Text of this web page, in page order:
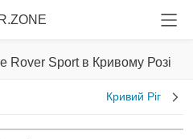
Rover Sport в Кривому Розі
Кривий Ріг